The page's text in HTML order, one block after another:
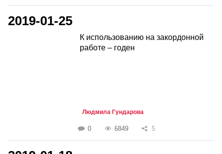
2019-01-25
К использованию на закордонной
работе – годен
Людмила Гундарова
0 6849 5